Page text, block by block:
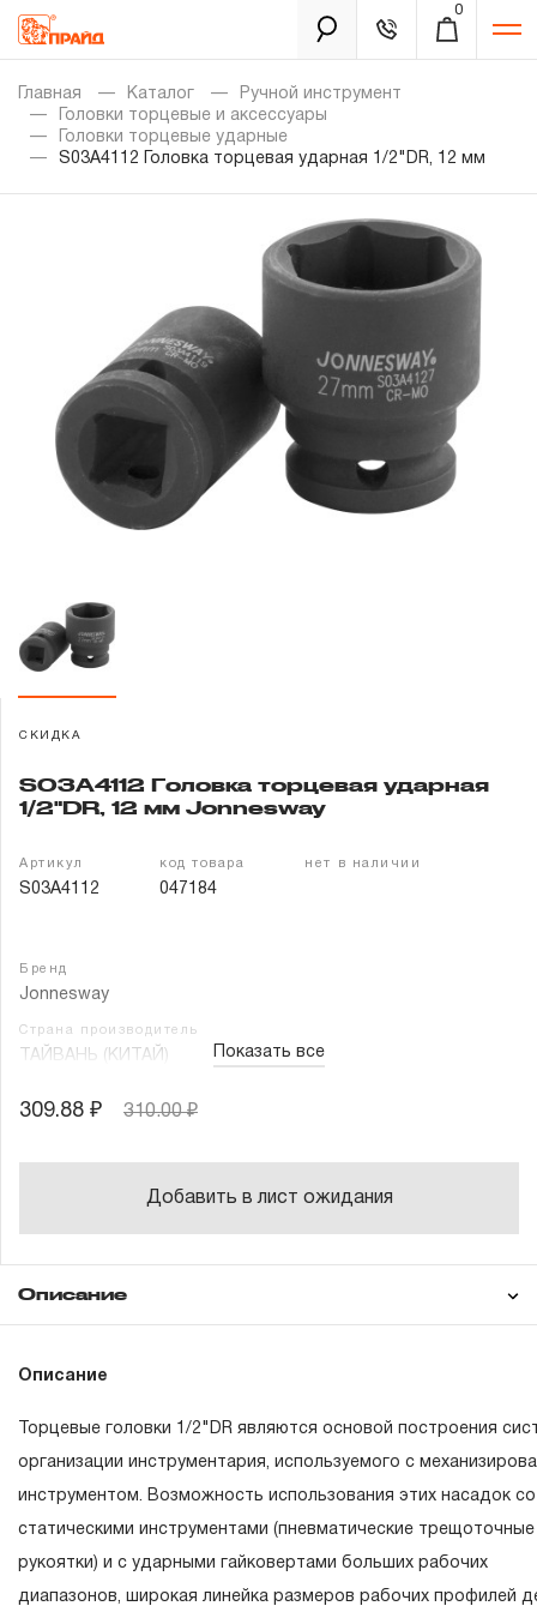
0
Каталог
Золотая лихорадка
Уцененный товар
О нас
Новости
Бренды
Доставка и оплата
Партнерам
Забыли пароль?
Главная Каталог
Ручной инструмент
Головки торцевые и аксессуары
Головки торцевые ударные
S03A4112 Головка торцевая ударная 1/2"DR, 12 мм
СКИДКА
S03A4112 Головка торцевая ударная
1/2"DR, 12 мм Jonnesway
Артикул
S03A4112
код товара
047184
нет в наличии
Бренд
Jonnesway
Страна производитель
ТАЙВАНЬ (КИТАЙ) Показать все
309.88 ₽ 310.00 ₽
Добавить в лист ожидания
Описание
Описание
Торцевые головки 1/2"DR являются основой построения
организации инструментария, используемого с
инструментом. Возможность использования этих насадок со
статическими инструментами (пневматические трещоточные
рукоятки) и с ударными гайковертами больших рабочих
диапазонов, широкая линейка размеров рабочих профилей
Понятие «ПОЖИЗНЕННАЯ ГАРАНТИЯ».
1.1 Понятие «ПОЖИЗНЕННАЯ ГАРАНТИЯ» включает в
признание неограниченного срока поддержания